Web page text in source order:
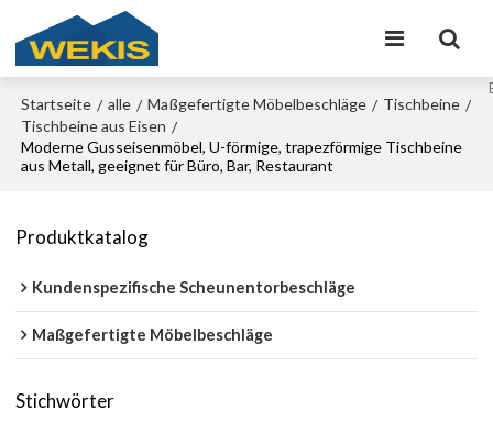
Startseite / alle / Maßgefertigte Möbelbeschläge / Tischbeine /
Tischbeine aus Eisen /
Moderne Gusseisenmöbel, U-förmige, trapezförmige Tischbeine
aus Metall, geeignet für Büro, Bar, Restaurant
Produktkatalog
Kundenspezifische Scheunentorbeschläge
Maßgefertigte Möbelbeschläge
Stichwörter